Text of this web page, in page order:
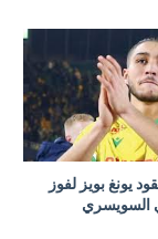
يونغ بويز لفوز
السويسري